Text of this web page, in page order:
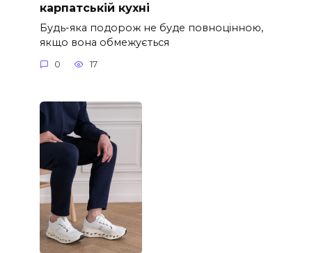
карпатській кухні
Будь-яка подорож не буде повноцінною,
якщо вона обмежується
0 17